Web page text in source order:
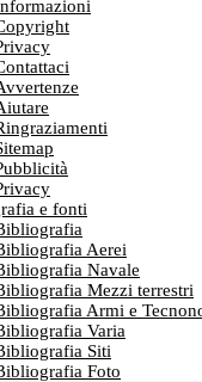
e fonti
Aerei
Navale
Mezzi terrestri
Armi e
Varia
Siti
Foto